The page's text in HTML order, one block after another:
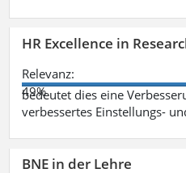
HR Excellence in
Relevanz:
49%
bedeutet dies eine
verbessertes Einstellungs-
BNE in der Lehre